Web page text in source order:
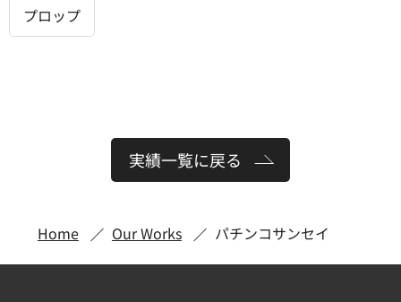
プロップ
実績一覧に戻る
Home Our Works パチンコサンセイ